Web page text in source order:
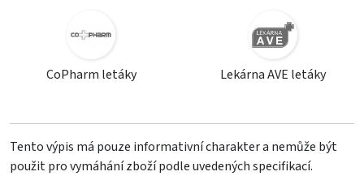
CoPharm letáky Lekárna AVE letáky
Tento výpis má pouze informativní charakter a nemůže být
použit pro vymáhání zboží podle uvedených specifikací.